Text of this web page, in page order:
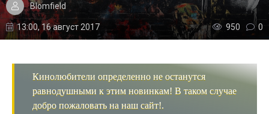
Blomfield
13:00, 16 август 2017 950 0
Кинолюбители определенно не останутся
равнодушными к этим новинкам! В таком случае
добро пожаловать на наш сайт!.